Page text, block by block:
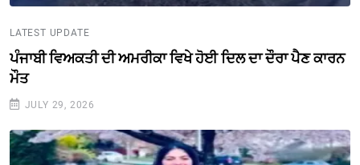
LATEST UPDATE
ਪੰਜਾਬੀ ਵਿਅਕਤੀ ਦੀ ਅਮਰੀਕਾ ਵਿਖੇ ਹੋਈ ਦਿਲ ਦਾ ਦੌਰਾ ਪੈਣ ਕਾਰਨ
ਮੌਤ
JULY 29, 2026